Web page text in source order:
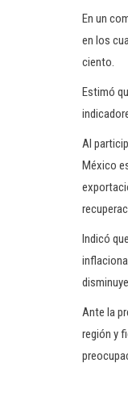
En un
en los
ciento.
Estimó
Al
México
Indicó
Ante la
región y